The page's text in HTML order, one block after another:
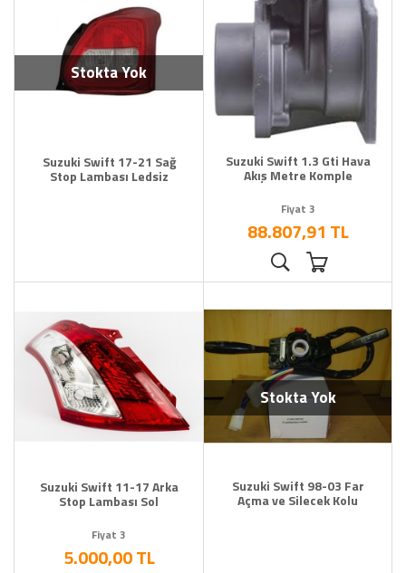
Stokta Yok
Suzuki Swift 17-21 Sağ
Stop Lambası Ledsiz
Suzuki Swift 1.3 Gti Hava
Akış Metre Komple
Fiyat 3
88.807,91 TL
Suzuki Swift 11-17 Arka
Stop Lambası Sol
Fiyat 3
5.000,00 TL
Stokta Yok
Suzuki Swift 98-03 Far
Açma ve Silecek Kolu